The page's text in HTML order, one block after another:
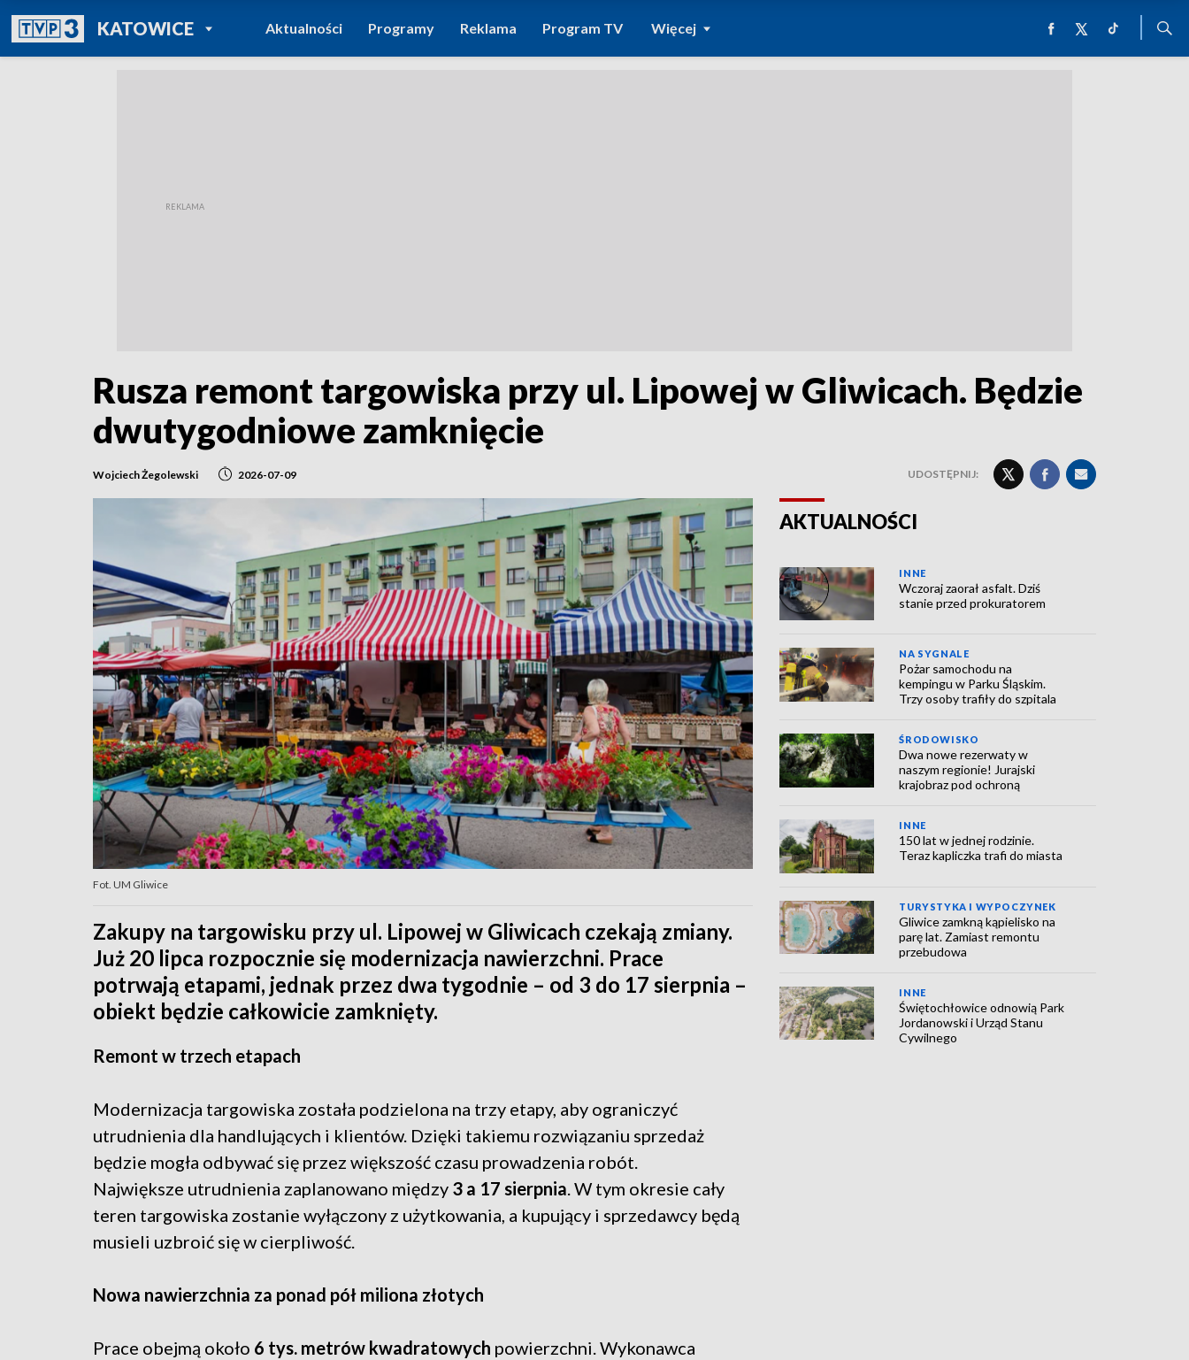
KATOWICEPOWRÓT DO
TVP REGIONY
Aktualności Programy Reklama Program TV Więcej
Rusza remont targowiska przy ul. Lipowej w Gliwicach. Będzie
dwutygodniowe zamknięcie
Wojciech Żegolewski 2026-07-09 UDOSTĘPNIJ:
Fot. UM Gliwice
Zakupy na targowisku przy ul. Lipowej w Gliwicach czekają zmiany.
Już 20 lipca rozpocznie się modernizacja nawierzchni. Prace
potrwają etapami, jednak przez dwa tygodnie – od 3 do 17 sierpnia –
obiekt będzie całkowicie zamknięty.
Remont w trzech etapach
Modernizacja targowiska została podzielona na trzy etapy, aby ograniczyć
utrudnienia dla handlujących i klientów. Dzięki takiemu rozwiązaniu sprzedaż
będzie mogła odbywać się przez większość czasu prowadzenia robót.
Największe utrudnienia zaplanowano między 3 a 17 sierpnia. W tym okresie cały
teren targowiska zostanie wyłączony z użytkowania, a kupujący i sprzedawcy będą
musieli uzbroić się w cierpliwość.
Nowa nawierzchnia za ponad pół miliona złotych
Prace obejmą około 6 tys. metrów kwadratowych powierzchni. Wykonawca
AKTUALNOŚCI
INNE
Wczoraj zaorał asfalt. Dziś
stanie przed prokuratorem
NA SYGNALE
Pożar samochodu na
kempingu w Parku Śląskim.
Trzy osoby trafiły do szpitala
ŚRODOWISKO
Dwa nowe rezerwaty w
naszym regionie! Jurajski
krajobraz pod ochroną
INNE
150 lat w jednej rodzinie.
Teraz kapliczka trafi do miasta
TURYSTYKA I WYPOCZYNEK
Gliwice zamkną kąpielisko na
parę lat. Zamiast remontu
przebudowa
INNE
Świętochłowice odnowią Park
Jordanowski i Urząd Stanu
Cywilnego